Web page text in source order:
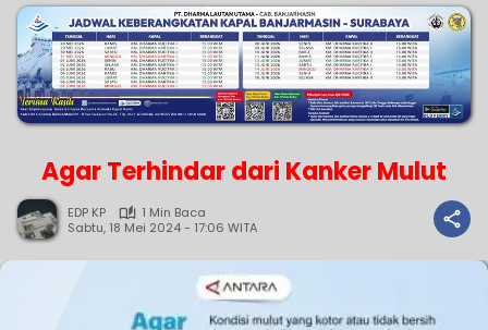
Agar Terhindar dari Kanker Mulut
EDP KP
1 Min Baca
Sabtu, 18 Mei 2024 - 17:06 WITA